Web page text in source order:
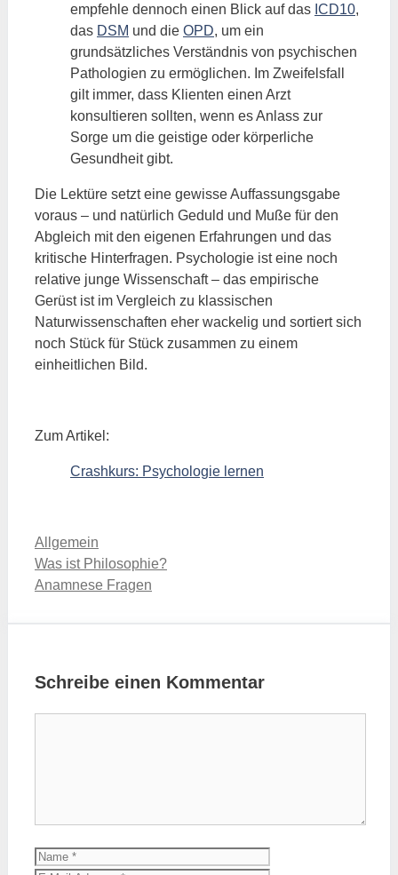
empfehle dennoch einen Blick auf das ICD10,
das DSM und die OPD, um ein
grundsätzliches Verständnis von psychischen
Pathologien zu ermöglichen. Im Zweifelsfall
gilt immer, dass Klienten einen Arzt
konsultieren sollten, wenn es Anlass zur
Sorge um die geistige oder körperliche
Gesundheit gibt.
Die Lektüre setzt eine gewisse Auffassungsgabe
voraus – und natürlich Geduld und Muße für den
Abgleich mit den eigenen Erfahrungen und das
kritische Hinterfragen. Psychologie ist eine noch
relative junge Wissenschaft – das empirische
Gerüst ist im Vergleich zu klassischen
Naturwissenschaften eher wackelig und sortiert sich
noch Stück für Stück zusammen zu einem
einheitlichen Bild.
Zum Artikel:
Crashkurs: Psychologie lernen
Kategorien
Allgemein
Was ist Philosophie?
Anamnese Fragen
Schreibe einen Kommentar
Name